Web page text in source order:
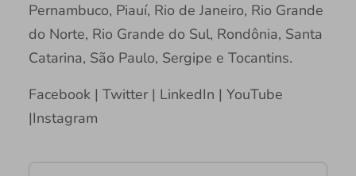
Pernambuco, Piauí, Rio de Janeiro, Rio Grande
do Norte, Rio Grande do Sul, Rondônia, Santa
Catarina, São Paulo, Sergipe e Tocantins.
Facebook | Twitter | LinkedIn | YouTube
|Instagram